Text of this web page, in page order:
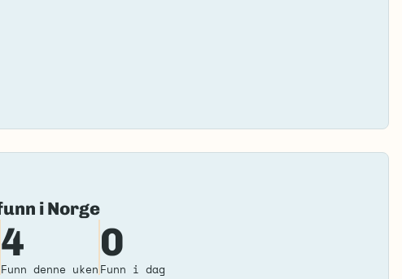
i Norge
4
Funn denne uken
0
Funn i dag